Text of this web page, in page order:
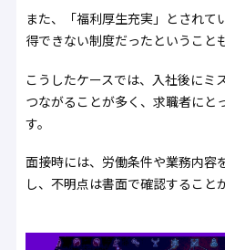
また、「福利厚生充実」とされて
得できない制度だったということも
こうしたケースでは、入社後にミ
つながることが多く、求職者にと
す。
面接時には、労働条件や業務内容
し、不明点は書面で確認すること